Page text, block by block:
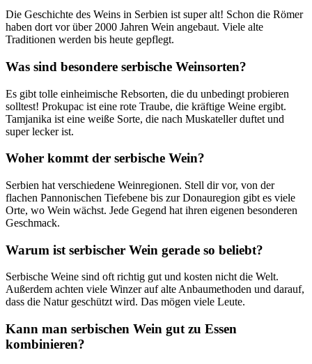
Die Geschichte des Weins in Serbien ist super alt! Schon die Römer
haben dort vor über 2000 Jahren Wein angebaut. Viele alte
Traditionen werden bis heute gepflegt.
Was sind besondere serbische Weinsorten?
Es gibt tolle einheimische Rebsorten, die du unbedingt probieren
solltest! Prokupac ist eine rote Traube, die kräftige Weine ergibt.
Tamjanika ist eine weiße Sorte, die nach Muskateller duftet und
super lecker ist.
Woher kommt der serbische Wein?
Serbien hat verschiedene Weinregionen. Stell dir vor, von der
flachen Pannonischen Tiefebene bis zur Donauregion gibt es viele
Orte, wo Wein wächst. Jede Gegend hat ihren eigenen besonderen
Geschmack.
Warum ist serbischer Wein gerade so beliebt?
Serbische Weine sind oft richtig gut und kosten nicht die Welt.
Außerdem achten viele Winzer auf alte Anbaumethoden und darauf,
dass die Natur geschützt wird. Das mögen viele Leute.
Kann man serbischen Wein gut zu Essen
kombinieren?